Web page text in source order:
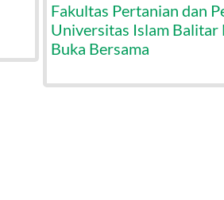
Fakultas Pertanian dan
Universitas Islam Balitar
Buka Bersama